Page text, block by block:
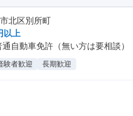
北区別所町
以上
自動車免許（無い方は要相談）
験者歓迎 長期歓迎